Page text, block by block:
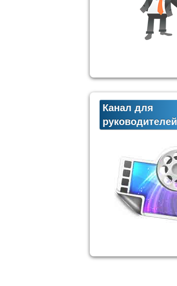
Канал для
руководителей